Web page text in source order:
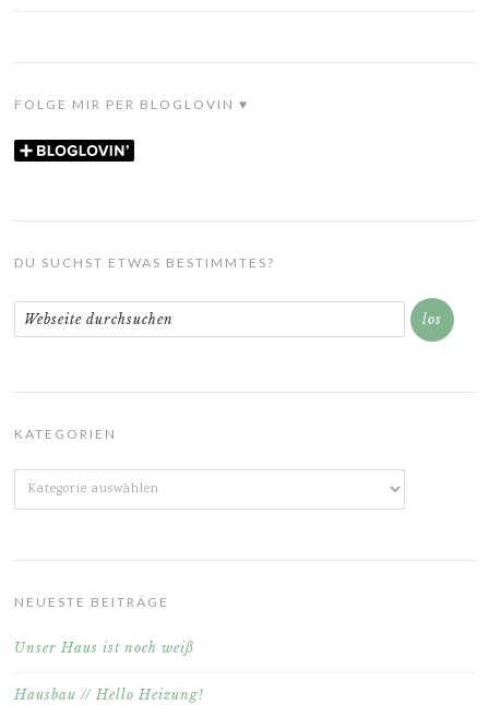
FOLGE MIR PER BLOGLOVIN ♥
DU SUCHST ETWAS BESTIMMTES?
KATEGORIEN
Kategorien
NEUESTE BEITRÄGE
Unser Haus ist noch weiß
Hausbau // Hello Heizung!